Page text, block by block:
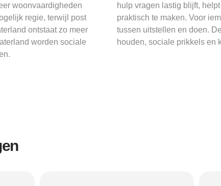
woonvaardigheden
regie, terwijl post
ontstaat zo meer
worden sociale
hulp vragen lastig blijft,
praktisch te maken. Voor
tussen uitstellen en doen.
houden, sociale prikkels en